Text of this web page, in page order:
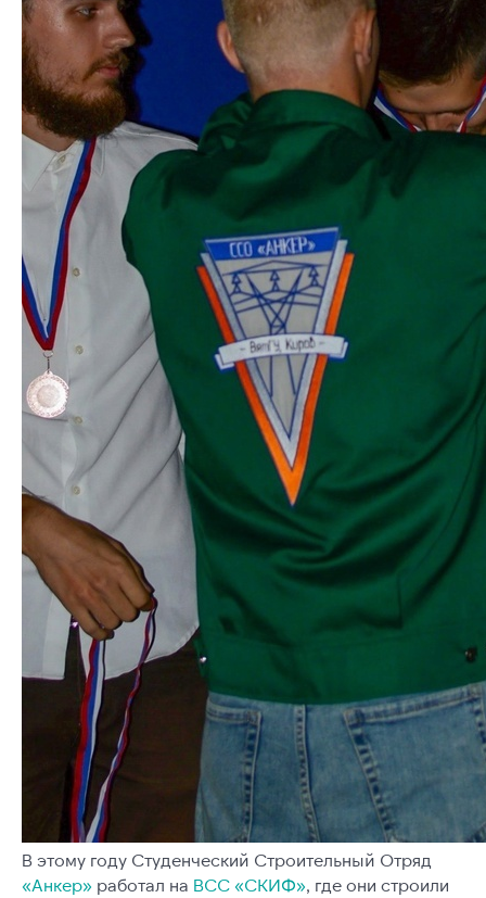
В этому году Студенческий Строительный Отряд
«Анкер» работал на ВСС «СКИФ», где они строили